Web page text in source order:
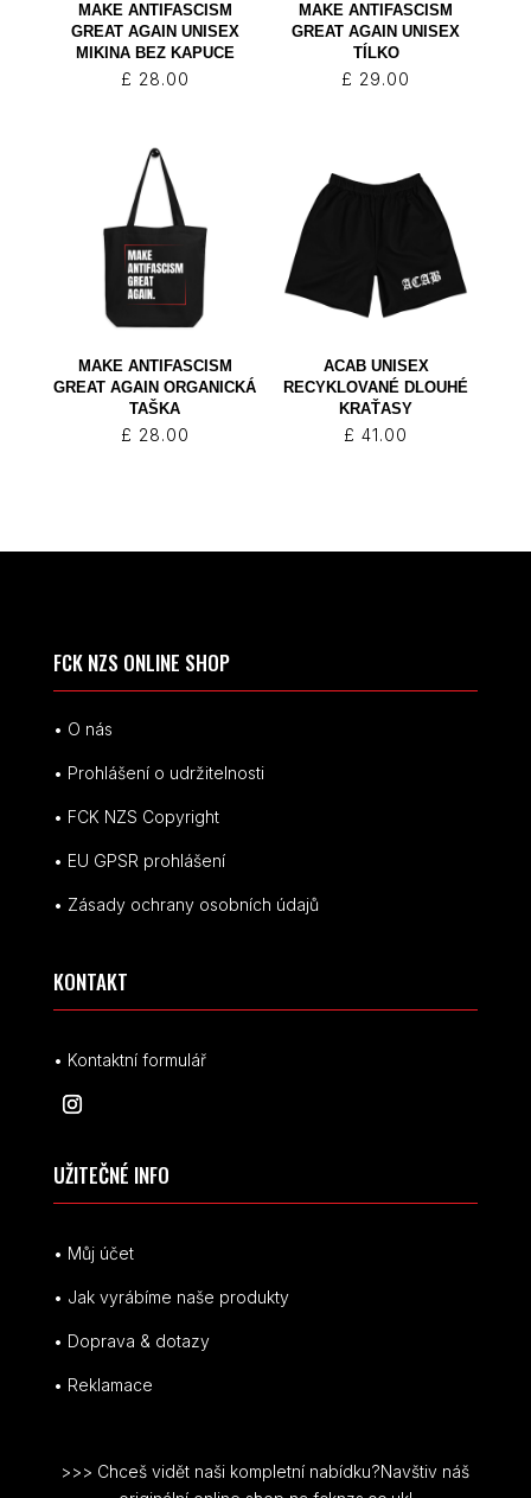
MAKE ANTIFASCISM
GREAT AGAIN UNISEX
MIKINA BEZ KAPUCE
£ 28.00
MAKE ANTIFASCISM
GREAT AGAIN UNISEX
TÍLKO
£ 29.00
MAKE ANTIFASCISM
GREAT AGAIN ORGANICKÁ
TAŠKA
£ 28.00
ACAB UNISEX
RECYKLOVANÉ DLOUHÉ
KRAŤASY
£ 41.00
FCK NZS ONLINE SHOP
• O nás
• Prohlášení o udržitelnosti
• FCK NZS Copyright
• EU GPSR prohlášení
• Zásady ochrany osobních údajů
KONTAKT
• Kontaktní formulář
UŽITEČNÉ INFO
• Můj účet
• Jak vyrábíme naše produkty
• Doprava & dotazy
• Reklamace
>>> Chceš vidět naši kompletní nabídku?Navštiv náš